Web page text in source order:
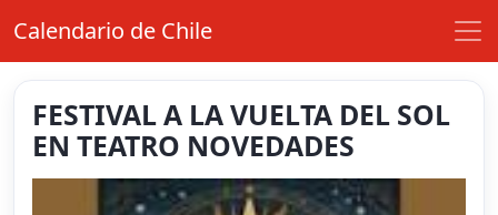
Calendario de Chile
FESTIVAL A LA VUELTA DEL SOL
EN TEATRO NOVEDADES